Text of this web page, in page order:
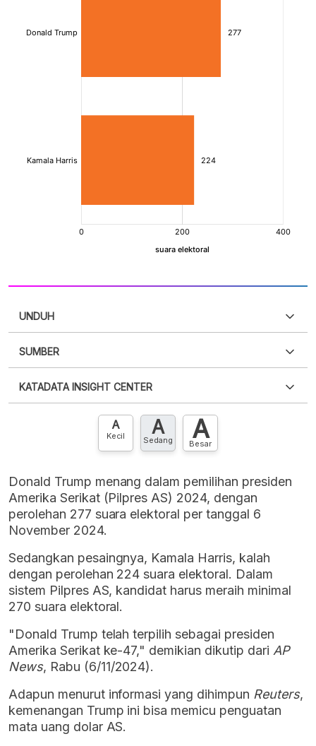
UNDUH
XLS
SUMBER
punya akun?Silakan Daftar sekarang
KATADATA INSIGHT CENTER
Hubungi sekarang »
A
Kecil A
Sedang A
Besar
Donald Trump menang dalam pemilihan presiden
Amerika Serikat (Pilpres AS) 2024, dengan
perolehan 277 suara elektoral per tanggal 6
November 2024.
Sedangkan pesaingnya, Kamala Harris, kalah
dengan perolehan 224 suara elektoral. Dalam
sistem Pilpres AS, kandidat harus meraih minimal
270 suara elektoral.
"Donald Trump telah terpilih sebagai presiden
Amerika Serikat ke-47," demikian dikutip dari AP
News, Rabu (6/11/2024).
Adapun menurut informasi yang dihimpun Reuters,
kemenangan Trump ini bisa memicu penguatan
mata uang dolar AS.